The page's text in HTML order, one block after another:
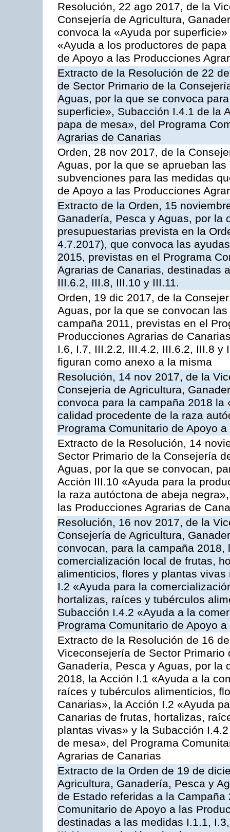
Resolución, 22 ago 2017, de la
Consejería de Agricultura,
convoca la «Ayuda por
«Ayuda a los productores de
de Apoyo a las Producciones
Extracto de la Resolución de 22
de Sector Primario de la
Aguas, por la que se convoca
superficie», Subacción I.4.1 de la
papa de mesa», del Programa
Agrarias de Canarias
Orden, 28 nov 2017, de la
Aguas, por la que se aprueban
subvenciones para las medidas
de Apoyo a las Producciones
Extracto de la Orden, 15
Ganadería, Pesca y Aguas, por la
presupuestarias prevista en la
4.7.2017), que convoca las
2015, previstas en el Programa
Agrarias de Canarias, destinadas
III.6.2, III.8, III.10 y III.11.
Orden, 19 dic 2017, de la
Aguas, por la que se convocan
campaña 2011, previstas en el
Producciones Agrarias de
I.6, I.7, III.2.2, III.4.2, III.6.2, III.8 y
figuran como anexo a la misma
Resolución, 14 nov 2017, de la
Consejería de Agricultura,
convoca para la campaña 2018
calidad procedente de la raza
Programa Comunitario de Apoyo
Extracto de la Resolución, 14
Sector Primario de la Consejería
Aguas, por la que se convocan,
Acción III.10 «Ayuda para la
la raza autóctona de abeja
las Producciones Agrarias de
Resolución, 16 nov 2017, de la
Consejería de Agricultura,
convocan, para la campaña 2018,
comercialización local de frutas,
alimenticios, flores y plantas
I.2 «Ayuda para la
hortalizas, raíces y tubérculos
Subacción I.4.2 «Ayuda a la
Programa Comunitario de Apoyo
Extracto de la Resolución de 16
Viceconsejería de Sector
Ganadería, Pesca y Aguas, por la
2018, la Acción I.1 «Ayuda a la
raíces y tubérculos alimenticios,
Canarias», la Acción I.2 «Ayuda
Canarias de frutas, hortalizas,
plantas vivas» y la Subacción
de mesa», del Programa
Agrarias de Canarias
Extracto de la Orden de 19 de
Agricultura, Ganadería, Pesca y
de Estado referidas a la
Comunitario de Apoyo a las
destinadas a las medidas I.1.1,